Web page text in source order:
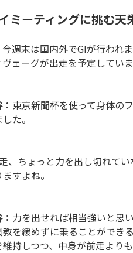
ミーティングに挑む天
、今週末は国内外でGIが行わ
ヴェーグが出走を予定してい
東京新聞杯を使って身体の
た。
2走、ちょっと力を出し切れ
すよね。
力を出せれば相当強いと思
教を緩めずに乗ることができ
持しつつ、中身が前走より